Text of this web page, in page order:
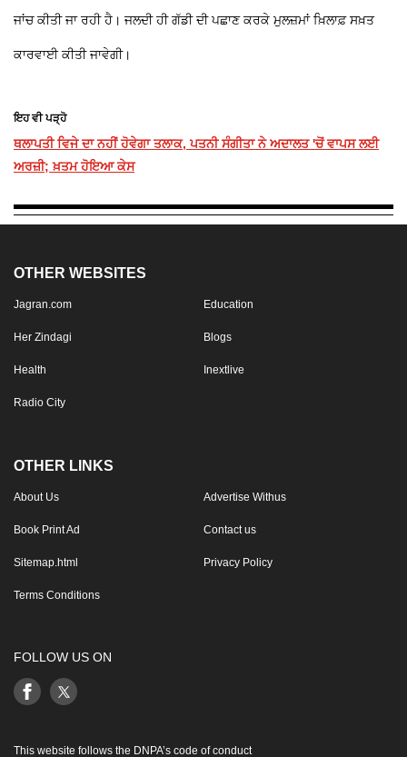
ਜਾਂਚ ਕੀਤੀ ਜਾ ਰਹੀ ਹੈ। ਜਲਦੀ ਹੀ ਗੱਡੀ ਦੀ ਪਛਾਣ ਕਰਕੇ ਮੁਲਜ਼ਮਾਂ ਖ਼ਿਲਾਫ਼ ਸਖ਼ਤ
ਕਾਰਵਾਈ ਕੀਤੀ ਜਾਵੇਗੀ।
ਇਹ ਵੀ ਪੜ੍ਹੋ
ਥਲਾਪਤੀ ਵਿਜੇ ਦਾ ਨਹੀਂ ਹੋਵੇਗਾ ਤਲਾਕ, ਪਤਨੀ ਸੰਗੀਤਾ ਨੇ ਅਦਾਲਤ 'ਚੋਂ ਵਾਪਸ ਲਈ
ਅਰਜ਼ੀ; ਖ਼ਤਮ ਹੋਇਆ ਕੇਸ
OTHER WEBSITES
Jagran.com Education
Her Zindagi Blogs
Health Inextlive
Radio City
OTHER LINKS
About Us Advertise Withus
Book Print Ad Contact us
Sitemap.html Privacy Policy
Terms Conditions
FOLLOW US ON
This website follows the DNPA’s code of conduct